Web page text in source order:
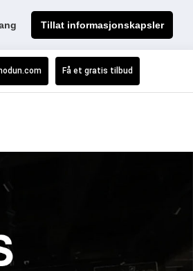
Tillat informasjonskapsler
Få et gratis tilbud